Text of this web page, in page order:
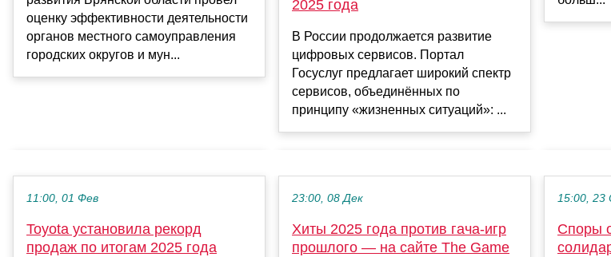
оценку эффективности деятельности
органов местного самоуправления
городских округов и мун...
2025 года
В России продолжается развитие
цифровых сервисов. Портал
Госуслуг предлагает широкий спектр
сервисов, объединённых по
принципу «жизненных ситуаций»: ...
11:00, 01 Фев
Toyota установила рекорд
продаж по итогам 2025 года
23:00, 08 Дек
Хиты 2025 года против гача-игр
прошлого — на сайте The Game
15:00, 23
Споры